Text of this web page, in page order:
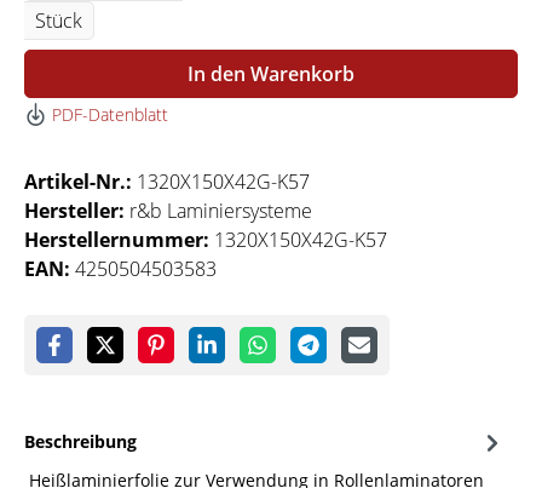
Stück
In den Warenkorb
PDF-Datenblatt
Artikel-Nr.: 1320X150X42G-K57
Hersteller: r&b Laminiersysteme
Herstellernummer: 1320X150X42G-K57
EAN: 4250504503583
Beschreibung
Heißlaminierfolie zur Verwendung in Rollenlaminatoren